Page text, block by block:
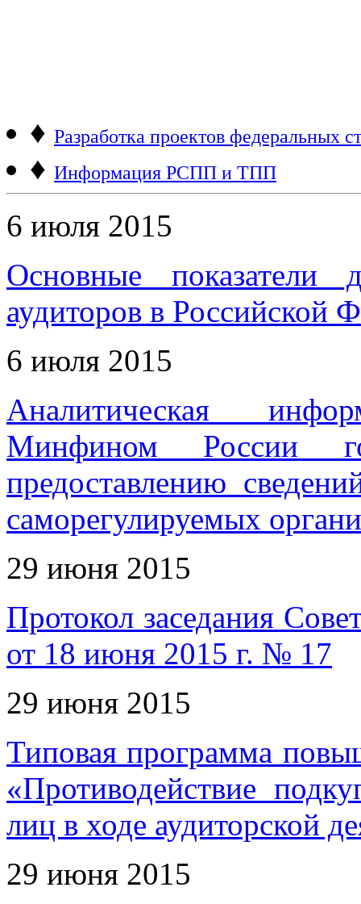
♦ Разработка проектов федеральных
♦ Информация РСПП и ТПП
6 июля 2015
Основные показатели
аудиторов в Российской
6 июля 2015
Аналитическая
Минфином России
предоставлению
саморегулируемых
29 июня 2015
Протокол заседания
от 18 июня 2015 г. № 17
29 июня 2015
Типовая программа
«Противодействие
лиц в ходе аудиторской
29 июня 2015